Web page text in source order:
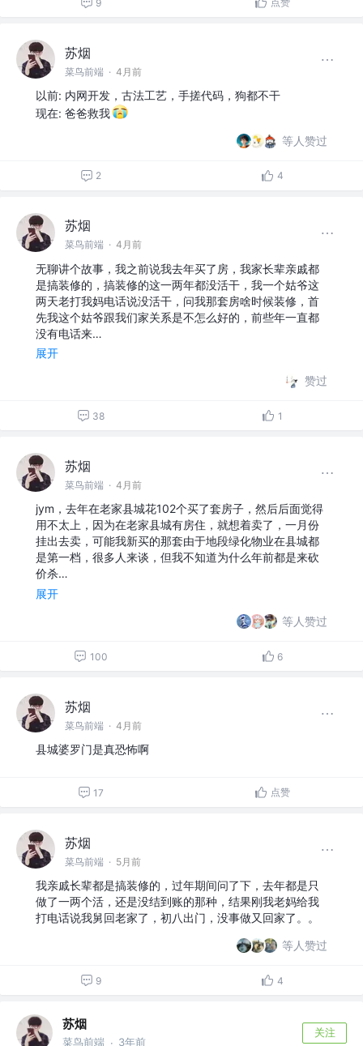
9
苏烟
菜鸟前端 · 4月前
以前: 内网开发，古法工艺，手搓代码，狗都不干
现在: 爸爸救我
等人赞过
2 4
苏烟
菜鸟前端 · 4月前
无聊讲个故事，我之前说我去年买了房，我家长辈亲戚都
是搞装修的，搞装修的这一两年都没活干，我一个姑爷这
两天老打我妈电话说没活干，问我那套房啥时候装修，首
先我这个姑爷跟我们家关系是不怎么好的，前些年一直都
没有电话来…
展开
赞过
38 1
苏烟
菜鸟前端 · 4月前
jym，去年在老家县城花102个买了套房子，然后后面觉得
用不太上，因为在老家县城有房住，就想着卖了，一月份
挂出去卖，可能我新买的那套由于地段绿化物业在县城都
是第一档，很多人来谈，但我不知道为什么年前都是来砍
价杀…
展开
等人赞过
100 6
苏烟
菜鸟前端 · 4月前
县城婆罗门是真恐怖啊
17 点赞
苏烟
菜鸟前端 · 5月前
我亲戚长辈都是搞装修的，过年期间问了下，去年都是只
做了一两个活，还是没结到账的那种，结果刚我老妈给我
打电话说我舅回老家了，初八出门，没事做又回家了。。
等人赞过
9 4
苏烟
菜鸟前端 · 3年前
关注